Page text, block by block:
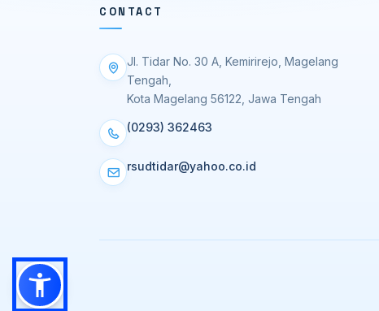
CONTACT
Jl. Tidar No. 30 A, Kemirirejo, Magelang
Tengah,
Kota Magelang 56122, Jawa Tengah
(0293) 362463
rsudtidar@yahoo.co.id